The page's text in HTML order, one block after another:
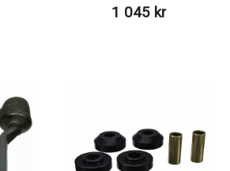
1 045 kr